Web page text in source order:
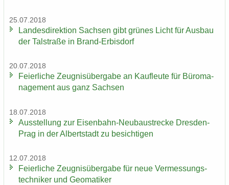
25.07.2018
Lan­des­di­rek­ti­on Sach­sen gibt grü­nes Licht für Aus­bau
der Tal­stra­ße in Brand-​Erbisdorf
20.07.2018
Fei­er­li­che Zeug­nis­über­ga­be an Kauf­leu­te für Bü­ro­ma­
nage­ment aus ganz Sach­sen
18.07.2018
Aus­stel­lung zur Eisenbahn-​Neubaustrecke Dresden-​
Prag in der Al­bert­stadt zu be­sich­ti­gen
12.07.2018
Fei­er­li­che Zeug­nis­über­ga­be für neue Ver­mes­sungs­
tech­ni­ker und Geo­ma­ti­ker